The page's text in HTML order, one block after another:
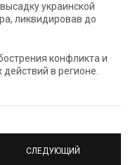
украинской
ликвидировав до
конфликта и
в регионе.
СЛЕДУЮЩИЙ